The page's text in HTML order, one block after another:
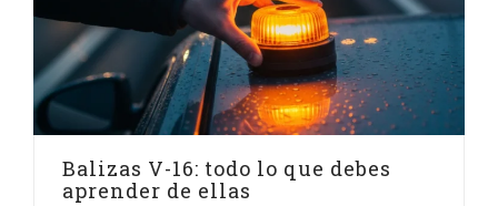
Balizas V-16: todo lo que debes
aprender de ellas